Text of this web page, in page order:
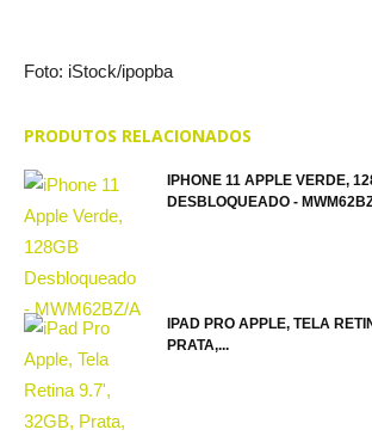
Foto: iStock/ipopba
PRODUTOS RELACIONADOS
IPHONE 11 APPLE VERDE,
DESBLOQUEADO -
IPAD PRO APPLE, TELA
PRATA,...